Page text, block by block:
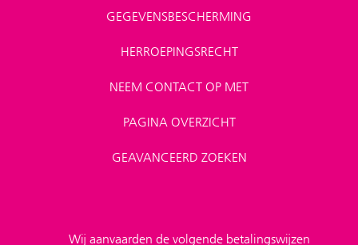
GEGEVENSBESCHERMING
HERROEPINGSRECHT
NEEM CONTACT OP MET
PAGINA OVERZICHT
GEAVANCEERD ZOEKEN
Wij aanvaarden de volgende betalingswijzen